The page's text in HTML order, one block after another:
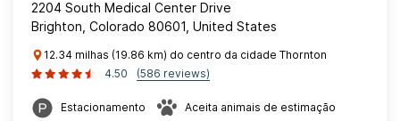
2204 South Medical Center Drive
Brighton, Colorado 80601, United States
12.34 milhas (19.86 km) do centro da cidade Thornton
4.50
(586 reviews)
Estacionamento Aceita animais de estimação